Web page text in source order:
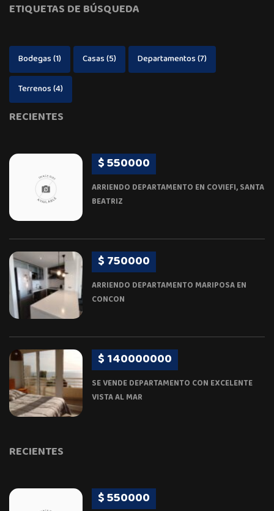
ETIQUETAS DE BÚSQUEDA
Bodegas(1) Casas(5) Departamentos(7)
Terrenos(4)
RECIENTES
$ 550000
ARRIENDO DEPARTAMENTO EN COVIEFI, SANTA
BEATRIZ
$ 750000
ARRIENDO DEPARTAMENTO MARIPOSA EN
CONCON
$ 140000000
SE VENDE DEPARTAMENTO CON EXCELENTE
VISTA AL MAR
RECIENTES
$ 550000